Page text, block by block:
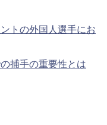
ントの外国人選手にお
の捕手の重要性とは